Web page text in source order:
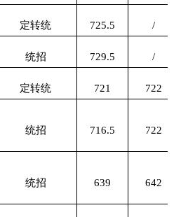
定转统 725.5 /
统招 729.5 /
定转统 721 722
统招 716.5 722
统招 639 642